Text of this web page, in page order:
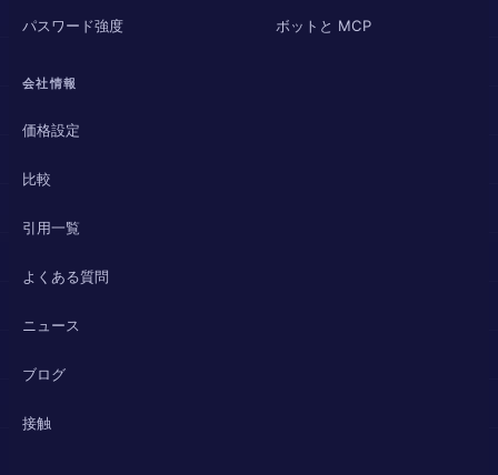
パスワード強度 ボットと MCP
会社情報
価格設定
比較
引用一覧
よくある質問
ニュース
ブログ
接触